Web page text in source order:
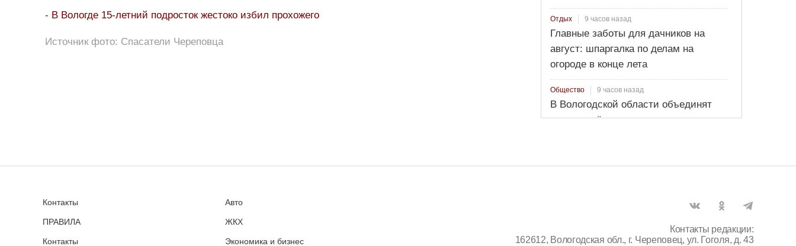
- В Вологде 15-летний подросток жестоко избил прохожего
Источник фото: Спасатели Череповца
Отдых 9 часов назад
Главные заботы для дачников на
август: шпаргалка по делам на
огороде в конце лета
Общество 9 часов назад
В Вологодской области объединят
два населённых пункта
Контакты
ПРАВИЛА
Контакты
Авто
ЖКХ
Экономика и бизнес
Контакты редакции:
162612, Вологодская обл., г. Череповец, ул. Гоголя, д. 43